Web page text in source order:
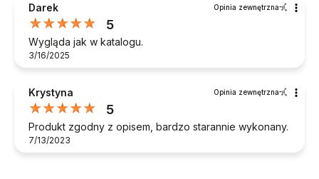
Darek Opinia zewnętrzna
5
Wygląda jak w katalogu.
3/16/2025
Krystyna Opinia zewnętrzna
5
Produkt zgodny z opisem, bardzo starannie wykonany.
7/13/2023